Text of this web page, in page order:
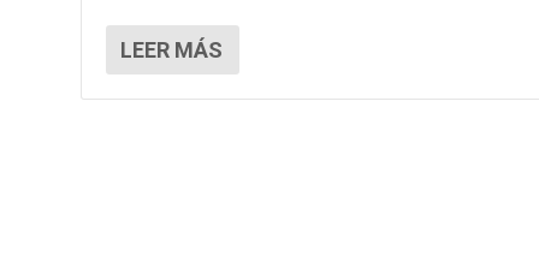
LEER MÁS